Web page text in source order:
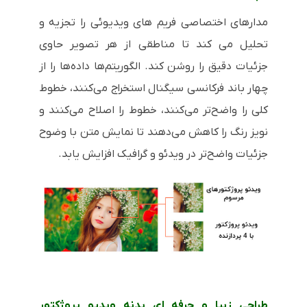
مدارهای اختصاصی فریم های ویدیوئی را تجزیه و
تحلیل می کند تا مناطقی از هر تصویر حاوی
جزئیات دقیق را روشن کند. الگوریتم‌ها داده‌ها را از
چهار باند فرکانسی سیگنال استخراج می‌کنند، خطوط
کلی را واضح‌تر می‌کنند، خطوط را اصلاح می‌کنند و
نویز رنگ را کاهش می‌دهند تا نمایش متن با وضوح
جزئیات واضح‌تر در ویدئو و گرافیک افزایش یابد.